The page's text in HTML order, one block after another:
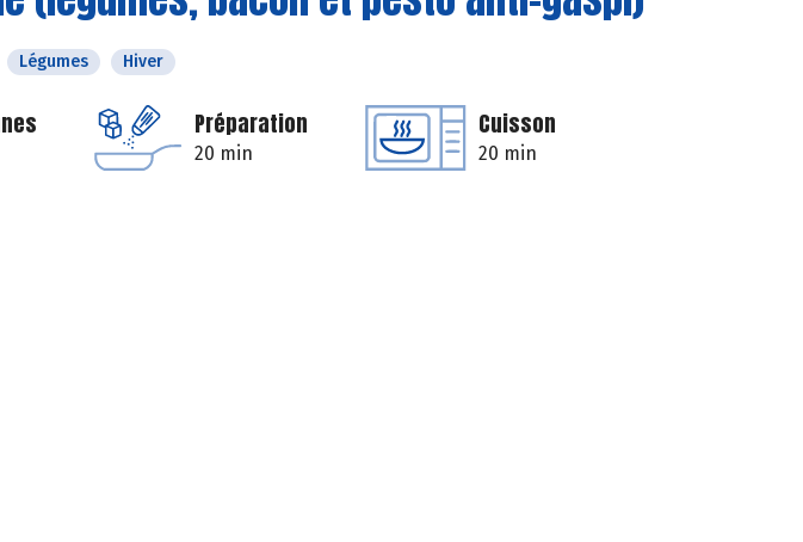
Légumes Hiver
Préparation
20 min
Cuisson
20 min